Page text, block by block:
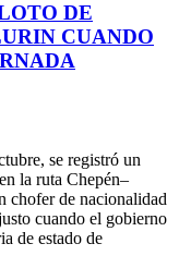
DE
CUANDO
se registró un
la ruta Chepén–
chofer de nacionalidad
cuando el gobierno
de estado de